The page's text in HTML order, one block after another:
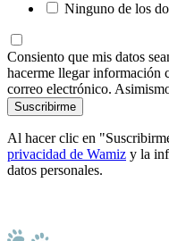
Ninguno de los
Consiento que mis datos
hacerme llegar información
correo electrónico.
Suscribirme
Al hacer clic en
privacidad de Wamiz y la
datos personales.